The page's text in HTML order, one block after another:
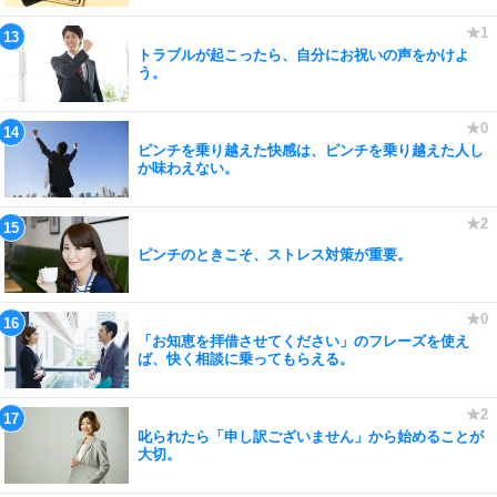
トラブルが起こったら、自分にお祝いの声をかけよ
う。
ピンチを乗り越えた快感は、ピンチを乗り越えた人し
か味わえない。
ピンチのときこそ、ストレス対策が重要。
「お知恵を拝借させてください」のフレーズを使え
ば、快く相談に乗ってもらえる。
叱られたら「申し訳ございません」から始めることが
大切。